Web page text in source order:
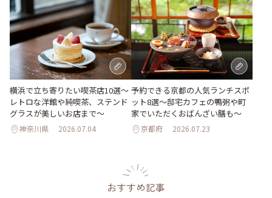
横浜で立ち寄りたい喫茶店10選～
レトロな洋館や純喫茶、ステンド
グラスが美しいお店まで～
神奈川県 2026.07.04
予約できる京都の人気ランチスポ
ット8選～邸宅カフェの鴨粥や町
家でいただくおばんざい膳も～
京都府 2026.07.23
おすすめ記事